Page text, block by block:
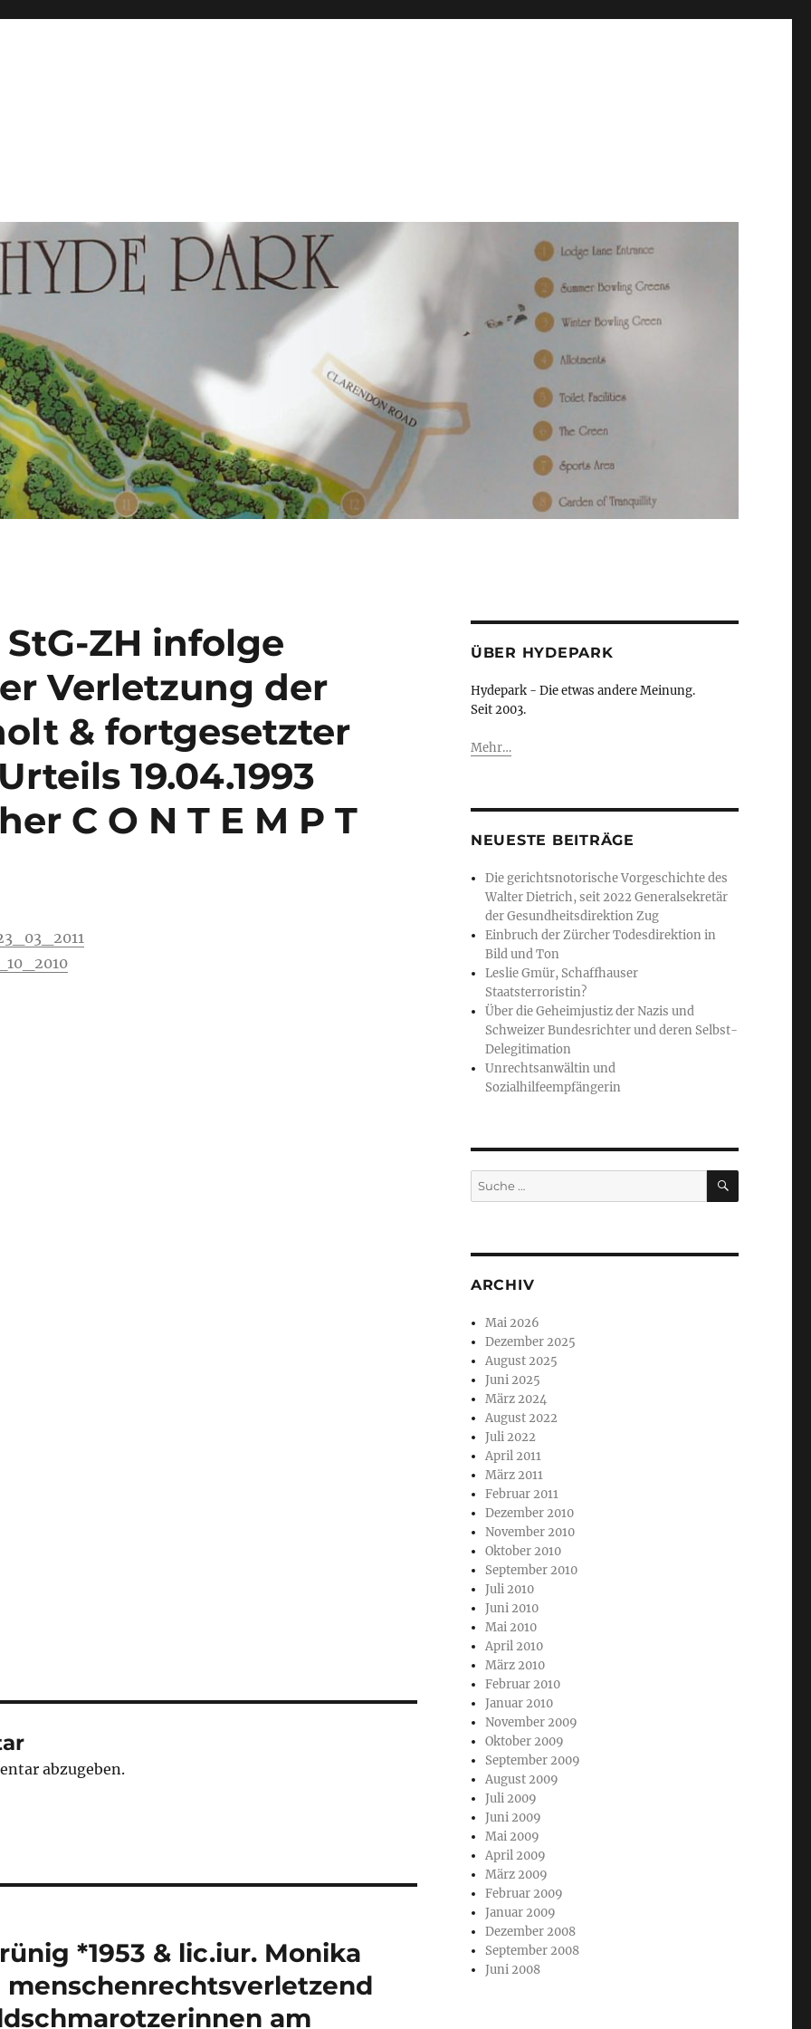
StG-ZH infolge
Verletzung der
& fortgesetzter
19.04.1993
C O N T E M P T
abzugeben.
*1953 & lic.iur. Monika
am
ÜBER HYDEPARK
Hydepark - Die etwas andere Meinung.
Seit 2003.
Mehr…
NEUESTE BEITRÄGE
Die gerichtsnotorische Vorgeschichte des
Walter Dietrich, seit 2022 Generalsekretär
der Gesundheitsdirektion Zug
Einbruch der Zürcher Todesdirektion in
Bild und Ton
Leslie Gmür, Schaffhauser
Staatsterroristin?
Über die Geheimjustiz der Nazis und
Schweizer Bundesrichter und deren Selbst-
Delegitimation
Unrechtsanwältin und
Sozialhilfeempfängerin
Suche
nach:
SUCHE
ARCHIV
Mai 2026
Dezember 2025
August 2025
Juni 2025
März 2024
August 2022
Juli 2022
April 2011
März 2011
Februar 2011
Dezember 2010
November 2010
Oktober 2010
September 2010
Juli 2010
Juni 2010
Mai 2010
April 2010
März 2010
Februar 2010
Januar 2010
November 2009
Oktober 2009
September 2009
August 2009
Juli 2009
Juni 2009
Mai 2009
April 2009
März 2009
Februar 2009
Januar 2009
Dezember 2008
September 2008
Juni 2008